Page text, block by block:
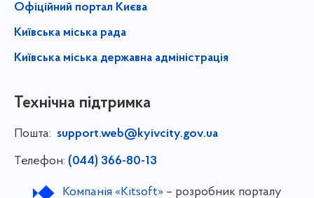
Офіційний портал Києва
Київська міська рада
Київська міська державна адміністрація
Технічна підтримка
Пошта: support.web@kyivcity.gov.ua
Телефон: (044) 366-80-13
Компанія «Kitsoft»– розробник порталу